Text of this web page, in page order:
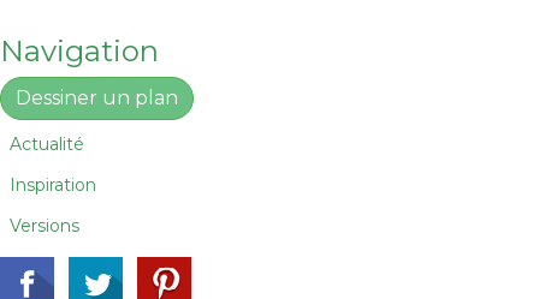
Navigation
Dessiner un plan
Actualité
Inspiration
Versions